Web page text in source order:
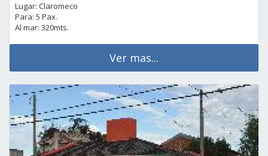
Lugar: Claromeco
Para: 5 Pax.
Al mar: 320mts.
Ver mas...